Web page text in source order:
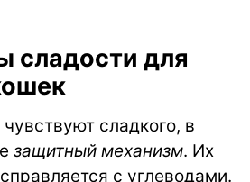
сладости для
сладкого, в
защитный механизм. Их
с углеводами.